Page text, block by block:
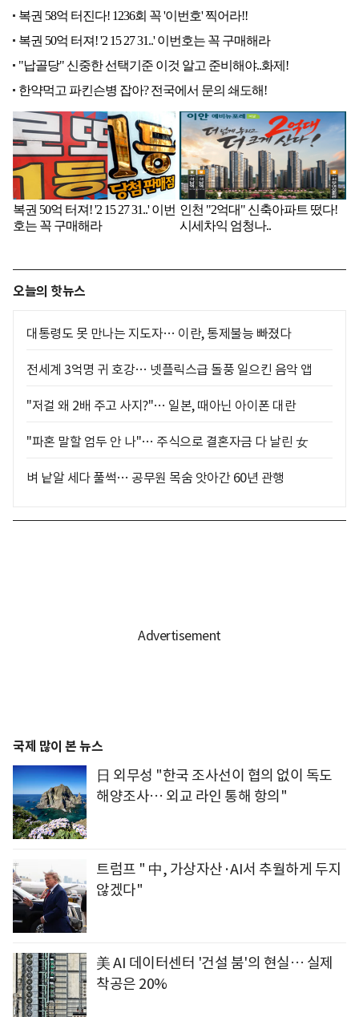
오늘의 핫뉴스
대통령도 못 만나는 지도자… 이란, 통제불능 빠졌다
전세계 3억명 귀 호강… 넷플릭스급 돌풍 일으킨 음악 앱
"저걸 왜 2배 주고 사지?"… 일본, 때아닌 아이폰 대란
"파혼 말할 엄두 안 나"… 주식으로 결혼자금 다 날린 女
벼 낱알 세다 풀썩… 공무원 목숨 앗아간 60년 관행
국제 많이 본 뉴스
日 외무성 "한국 조사선이 협의 없이 독도
해양조사… 외교 라인 통해 항의"
트럼프 " 中, 가상자산·AI서 추월하게 두지
않겠다"
美 AI 데이터센터 '건설 붐'의 현실… 실제
착공은 20%